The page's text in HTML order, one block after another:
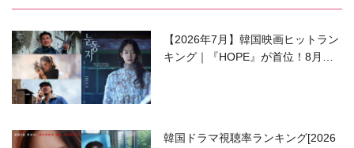
【2026年7月】韓国映画ヒットラン
キング｜『HOPE』が首位！8月公
韓国ドラマ視聴率ランキング[2026